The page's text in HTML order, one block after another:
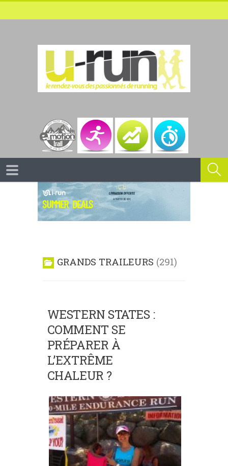
GRANDS TRAILEURS 291
WESTERN STATES :
COMMENT SE
PRÉPARER À
L’EXTRÊME
CHALEUR ?